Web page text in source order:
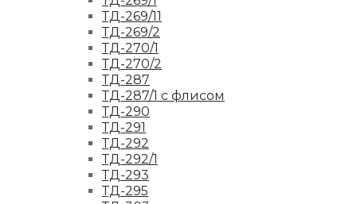
ТД-269/11
ТД-269/2
ТД-270/1
ТД-270/2
ТД-287
ТД-287/1 с флисом
ТД-290
ТД-291
ТД-292
ТД-292/1
ТД-293
ТД-295